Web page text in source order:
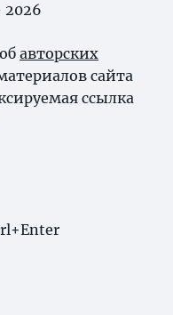
2026
авторских
сайта
ссылка